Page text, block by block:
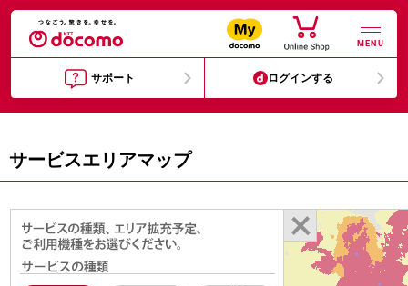
MENU
サポート ログインする
サービスエリアマップ